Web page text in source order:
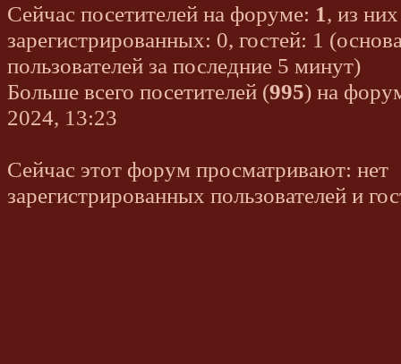
Сейчас посетителей на форуме: 1, из них
зарегистрированных: 0, гостей: 1
пользователей за последние 5 минут)
Больше всего посетителей (995) на
2024, 13:23
Сейчас этот форум просматривают: нет
зарегистрированных пользователей и